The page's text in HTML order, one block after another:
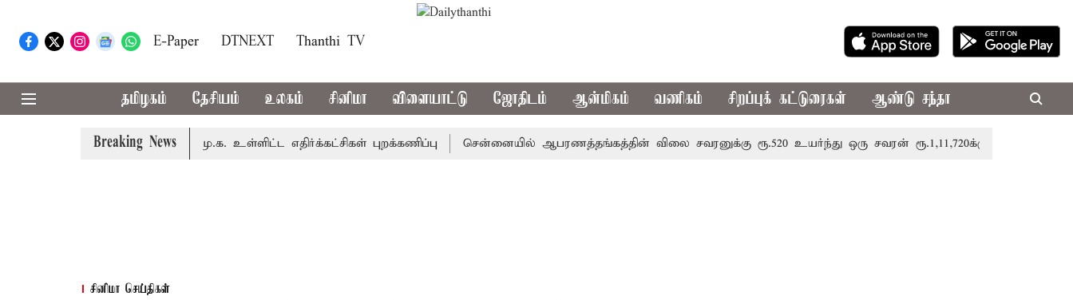
E-Paper DTNEXT Thanthi TV
தமிழகம் தேசியம் உலகம் சினிமா விளையாட்டு ஜோதிடம் ஆன்மிகம் வணிகம் சிறப்புக் கட்டுரைகள் ஆண்டு சந்தா
Breaking News
கூட்டம்: அ.தி.மு.க., தி.மு.க. உள்ளிட்ட எதிர்க்கட்சிகள் புறக்கணிப்பு சென்னையில் ஆபரணத்தங்கத்தின் விலை சவரனுக்கு ரூ.520 உயர்ந்து ஒரு சவரன் ரூ.1,11,720க்கு விற்பனை
சினிமா செய்திகள்